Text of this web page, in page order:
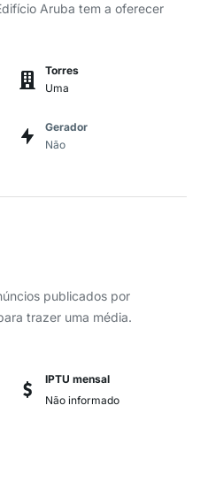
Aruba tem a oferecer
Torres
Uma
Gerador
Não
publicados por
trazer uma média.
IPTU mensal
Não informado